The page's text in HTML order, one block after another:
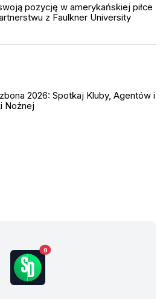
pozycję w amerykańskiej piłce
z Faulkner University
2026: Spotkaj Kluby, Agentów i
Nożnej
9